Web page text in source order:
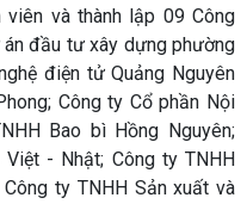
và thành lập 09 Công
đầu tư xây dựng phường
điện tử Quảng Nguyên
Công ty Cổ phần Nội
Bao bì Hồng Nguyên;
- Nhật; Công ty TNHH
ty TNHH Sản xuất và